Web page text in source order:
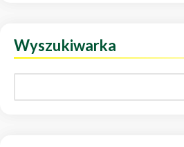
Wyszukiwarka